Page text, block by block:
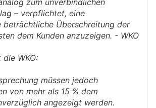
so im Vertrag steht würd ich mir
ausrechnen lediglich 200h
deine Einschätzung? Es wurde
zum unverbindlichen
– verpflichtet, eine
beträchtliche Überschreitung der
dem Kunden anzuzeigen. - WKO
WKO:
müssen jedoch
von mehr als 15 % dem
angezeigt werden.